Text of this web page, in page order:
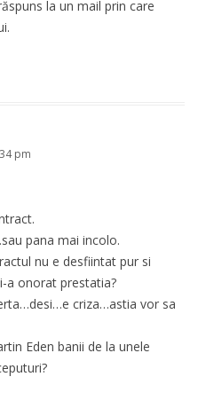
la un mail prin care
pm
pana mai incolo.
nu e desfiintat pur si
a onorat prestatia?
criza…astia vor sa
Eden banii de la unele